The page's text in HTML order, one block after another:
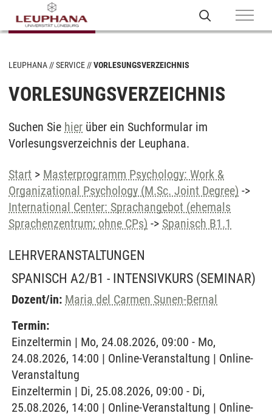
LEUPHANA SERVICE VORLESUNGSVERZEICHNIS
VORLESUNGSVERZEICHNIS
Suchen Sie hier über ein Suchformular im
Vorlesungsverzeichnis der Leuphana.
Start > Masterprogramm Psychology: Work &
Organizational Psychology (M.Sc. Joint Degree) ->
International Center: Sprachangebot (ehemals
Sprachenzentrum; ohne CPs) -> Spanisch B1.1
LEHRVERANSTALTUNGEN
SPANISCH A2/B1 - INTENSIVKURS (SEMINAR)
Dozent/in: Maria del Carmen Sunen-Bernal
Termin:
Einzeltermin | Mo, 24.08.2026, 09:00 - Mo,
24.08.2026, 14:00 | Online-Veranstaltung | Online-
Veranstaltung
Einzeltermin | Di, 25.08.2026, 09:00 - Di,
25.08.2026, 14:00 | Online-Veranstaltung | Online-